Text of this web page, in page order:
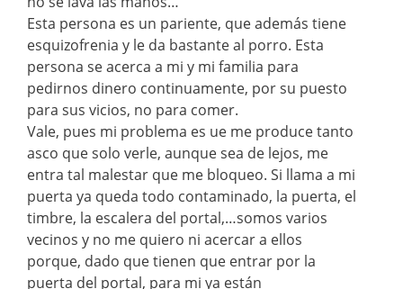
Esta persona es un pariente, que además tiene
esquizofrenia y le da bastante al porro. Esta
persona se acerca a mi y mi familia para
pedirnos dinero continuamente, por su puesto
para sus vicios, no para comer.
Vale, pues mi problema es ue me produce tanto
asco que solo verle, aunque sea de lejos, me
entra tal malestar que me bloqueo. Si llama a mi
puerta ya queda todo contaminado, la puerta, el
timbre, la escalera del portal,…somos varios
vecinos y no me quiero ni acercar a ellos
porque, dado que tienen que entrar por la
puerta del portal, para mi ya están